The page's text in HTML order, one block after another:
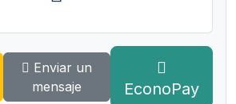
Enviar un
mensaje
EconoPay